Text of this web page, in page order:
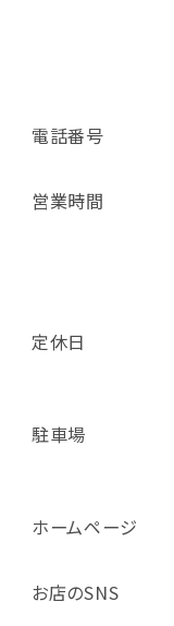
電話番号
営業時間
定休日
駐車場
ホームページ
お店のSNS